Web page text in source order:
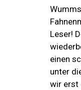
Leser!
einen
unter
wir erst